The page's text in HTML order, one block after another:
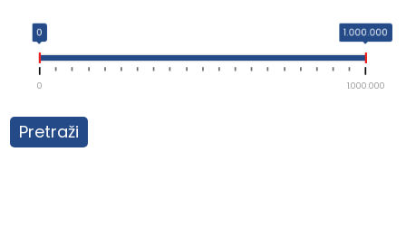
0 1.000.000
0 1.000.000
Pretraži